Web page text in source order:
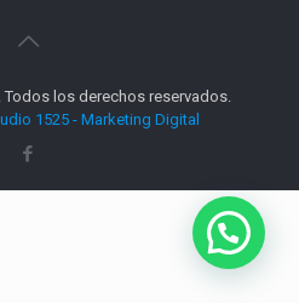
los derechos reservados.
1525 - Marketing Digital